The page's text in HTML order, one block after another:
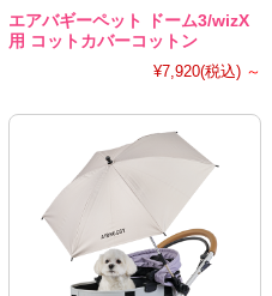
エアバギーペット ドーム3/wizX
用 コットカバーコットン
¥7,920(税込) ～